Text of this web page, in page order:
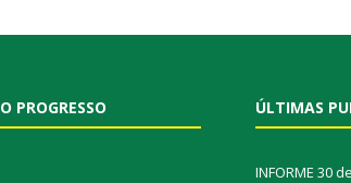
PROGRESSO ÚLTIMAS
INFORME 30